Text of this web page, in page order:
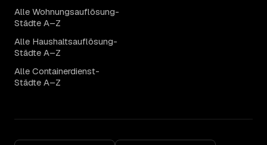
Alle Wohnungsauflösung-
Städte A–Z
Alle Haushaltsauflösung-
Städte A–Z
Alle Containerdienst-
Städte A–Z